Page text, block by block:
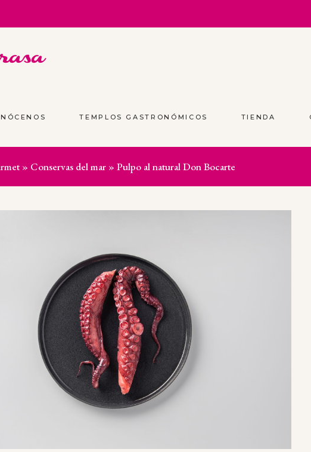
TEMPLOS GASTRONÓMICOS TIENDA
» Conservas del mar » Pulpo al natural Don Bocarte